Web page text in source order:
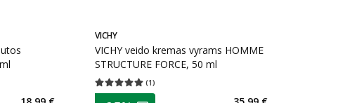
VICHY
VICHY veido kremas vyrams HOMME
STRUCTURE FORCE, 50 ml
(1)
Vidutinis įvertinimas 5.00
patarimas